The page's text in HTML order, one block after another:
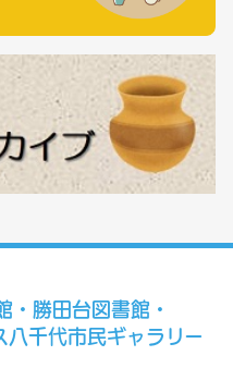
勝田台図書館・
八千代市民ギャラリー